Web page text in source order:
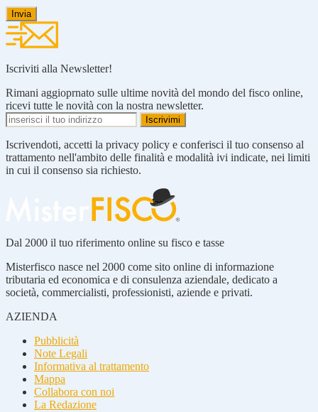
Iscriviti alla Newsletter!
Rimani aggioprnato sulle ultime novità del mondo del fisco online,
ricevi tutte le novità con la nostra newsletter.
Iscrivendoti, accetti la privacy policy e conferisci il tuo consenso al
trattamento nell'ambito delle finalità e modalità ivi indicate, nei limiti
in cui il consenso sia richiesto.
Dal 2000 il tuo riferimento online su fisco e tasse
Misterfisco nasce nel 2000 come sito online di informazione
tributaria ed economica e di consulenza aziendale, dedicato a
società, commercialisti, professionisti, aziende e privati.
AZIENDA
Pubblicità
Note Legali
Informativa al trattamento
Mappa
Collabora con noi
La Redazione